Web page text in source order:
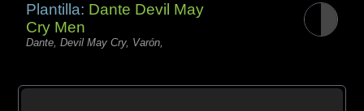
Plantilla: Dante Devil May
Cry Men
Dante, Devil May Cry, Varón,